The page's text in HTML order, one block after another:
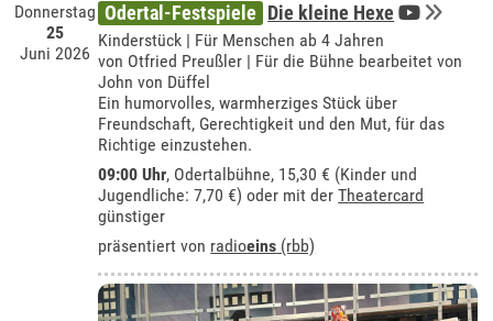
Donnerstag
25
Juni 2026
Odertal-Festspiele Die kleine Hexe
Kinderstück | Für Menschen ab 4 Jahren
von Otfried Preußler | Für die Bühne bearbeitet von
John von Düffel
Ein humorvolles, warmherziges Stück über
Freundschaft, Gerechtigkeit und den Mut, für das
Richtige einzustehen.
09:00 Uhr, Odertalbühne, 15,30 € (Kinder und
Jugendliche: 7,70 €) oder mit derTheatercard
günstiger
präsentiert von radioeins (rbb)